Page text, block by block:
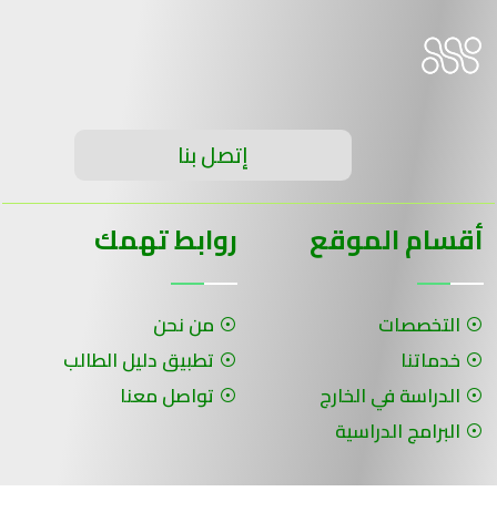
إتصل بنا
أقسام الموقع
التخصصات
خدماتنا
الدراسة في الخارج
البرامج الدراسية
روابط تهمك
من نحن
تطبيق دليل الطالب
تواصل معنا